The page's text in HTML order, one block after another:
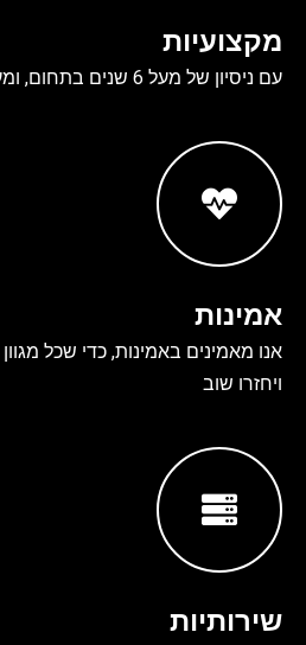
מקצועיות
עם ניסיון של מעל 6 שנים בתחום, ומעל ל5,000 לקוחות מרוצים
אמינות
אנו מאמינים באמינות, כדי שכל
ויחזרו שוב
שירותיות